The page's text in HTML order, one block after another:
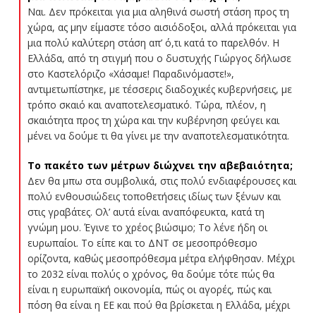
Ναι. Δεν πρόκειται για μια αληθινά σωστή στάση προς τη
χώρα, ας μην είμαστε τόσο αισιόδοξοι, αλλά πρόκειται για
μια πολύ καλύτερη στάση απ’ ό,τι κατά το παρελθόν. Η
Ελλάδα, από τη στιγμή που ο δυστυχής Γιώργος δήλωσε
στο Καστελόριζο «Χάσαμε! Παραδινόμαστε!»,
αντιμετωπίστηκε, με τέσσερις διαδοχικές κυβερνήσεις, με
τρόπο σκαιό και αναποτελεσματικό. Τώρα, πλέον, η
σκαιότητα προς τη χώρα και την κυβέρνηση φεύγει και
μένει να δούμε τι θα γίνει με την αναποτελεσματικότητα.
Το πακέτο των μέτρων διώχνει την αβεβαιότητα;
Δεν θα μπω στα συμβολικά, στις πολύ ενδιαφέρουσες και
πολύ ενθουσιώδεις τοποθετήσεις ιδίως των ξένων και
στις γραβάτες. Ολ’ αυτά είναι αναπόφευκτα, κατά τη
γνώμη μου. Έγινε το χρέος βιώσιμο; Το λένε ήδη οι
ευρωπαίοι. Το είπε και το ΔΝΤ σε μεσοπρόθεσμο
ορίζοντα, καθώς μεσοπρόθεσμα μέτρα ελήφθησαν. Μέχρι
το 2032 είναι πολύς ο χρόνος, θα δούμε τότε πώς θα
είναι η ευρωπαϊκή οικονομία, πώς οι αγορές, πώς και
πόση θα είναι η ΕΕ και πού θα βρίσκεται η Ελλάδα, μέχρι